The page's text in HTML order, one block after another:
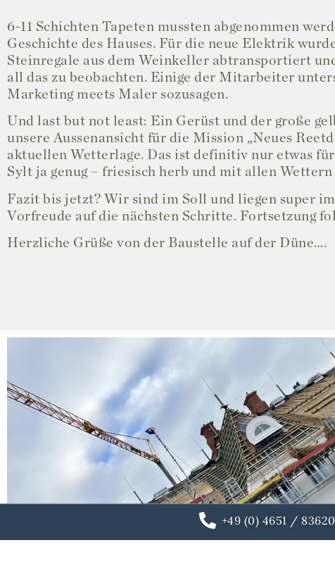
6-11 Schichten Tapeten mussten abgenommen
Geschichte des Hauses. Für die neue Elektrik
Steinregale aus dem Weinkeller abtransportiert
all das zu beobachten. Einige der Mitarbeiter
Marketing meets Maler sozusagen.
Und last but not least: Ein Gerüst und der große
unsere Aussenansicht für die Mission „Neues
aktuellen Wetterlage. Das ist definitiv nur etwas
Sylt ja genug – friesisch herb und mit allen Wettern
Fazit bis jetzt? Wir sind im Soll und liegen super
Vorfreude auf die nächsten Schritte. Fortsetzung
Herzliche Grüße von der Baustelle auf der Düne….
+49 (0) 4651 /